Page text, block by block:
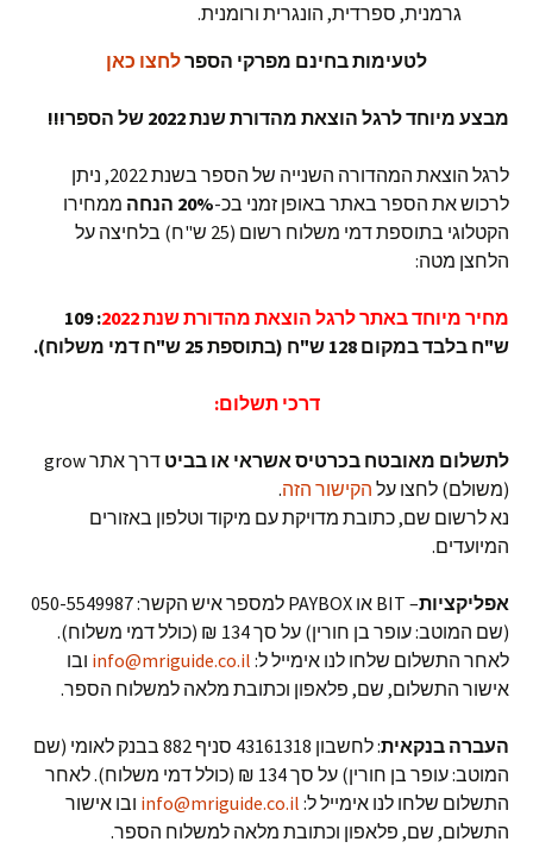
גרמנית, ספרדית, הונגרית ורומנית.
לטעימות בחינם מפרקי הספרלחצו כאן
מבצע מיוחד לרגל הוצאת מהדורת שנת 2022 של הספר !!!
לרגל הוצאת המהדורה השנייה של הספר בשנת 2022, ניתן
לרכוש את הספר באתר באופן זמני בכ-20% הנחה ממחירו
הקטלוגי בתוספת דמי משלוח רשום (25 ש"ח) בלחיצה על
הלחצן מטה:
מחיר מיוחד באתר לרגל הוצאת מהדורת שנת 2022 :
109
ש"ח בלבד במקום 128 ש"ח (בתוספת 25 ש"ח דמי משלוח).
דרכי תשלום:
לתשלום מאובטח בכרטיס אשראי או בביט
דרך אתר grow
(משולם) לחצו על הקישור הזה.
נא לרשום שם, כתובת מדויקת עם מיקוד וטלפון באזורים
המיועדים.
אפליקציות
– BIT או PAYBOX למספר איש הקשר: 050-5549987
(שם המוטב: עופר בן חורין) על סך 134 ₪ (כולל דמי משלוח).
לאחר התשלום שלחו לנו אימייל ל: info@mriguide.co.il ובו
אישור התשלום, שם, פלאפון וכתובת מלאה למשלוח הספר.
העברה בנקאית
: לחשבון 43161318 סניף 882 בבנק לאומי (שם
המוטב: עופר בן חורין) על סך 134 ₪ (כולל דמי משלוח). לאחר
התשלום שלחו לנו אימייל ל: info@mriguide.co.il ובו אישור
התשלום, שם, פלאפון וכתובת מלאה למשלוח הספר.